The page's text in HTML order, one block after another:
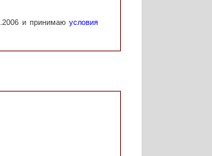
и принимаю условия